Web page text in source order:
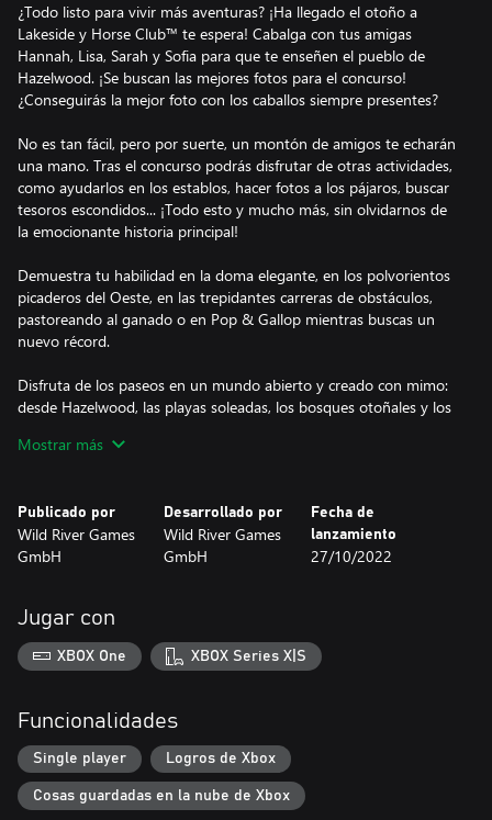
¿Todo listo para vivir más aventuras? ¡Ha llegado el otoño a
Lakeside y Horse Club™ te espera! Cabalga con tus amigas
Hannah, Lisa, Sarah y Sofia para que te enseñen el pueblo de
Hazelwood. ¡Se buscan las mejores fotos para el concurso!
¿Conseguirás la mejor foto con los caballos siempre presentes?
No es tan fácil, pero por suerte, un montón de amigos te echarán
una mano. Tras el concurso podrás disfrutar de otras actividades,
como ayudarlos en los establos, hacer fotos a los pájaros, buscar
tesoros escondidos... ¡Todo esto y mucho más, sin olvidarnos de
la emocionante historia principal!
Demuestra tu habilidad en la doma elegante, en los polvorientos
picaderos del Oeste, en las trepidantes carreras de obstáculos,
pastoreando al ganado o en Pop & Gallop mientras buscas un
nuevo récord.
Disfruta de los paseos en un mundo abierto y creado con mimo:
desde Hazelwood, las playas soleadas, los bosques otoñales y los
parar.
Personaliza tu aspecto y el de tu caballo como más te guste. Con
derrochar estilo!
Mostrar más
Publicado por
Wild River Games
GmbH
Desarrollado por
Wild River Games
GmbH
Fecha de
lanzamiento
27/10/2022
Jugar con
XBOX One XBOX Series X|S
Funcionalidades
Single player Logros de Xbox
Cosas guardadas en la nube de Xbox